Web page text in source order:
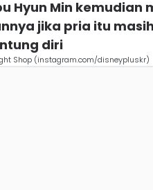
Hyun Min kemudian
jika pria itu
diri
Shop (instagram.com/disneypluskr)